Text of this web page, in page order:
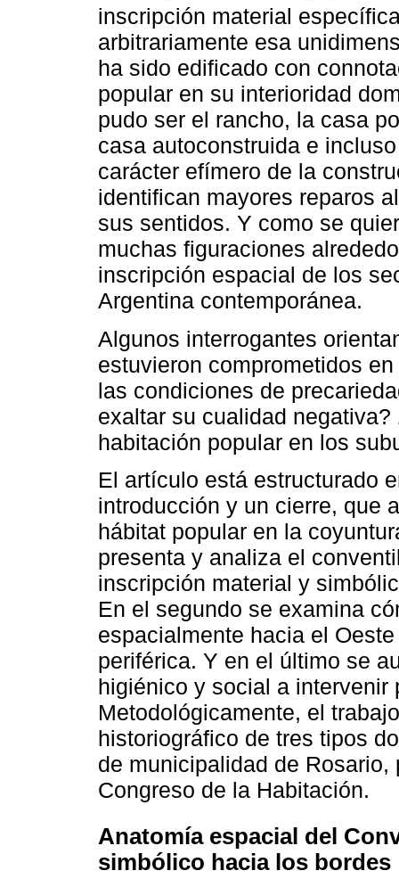
inscripción material
arbitrariamente esa
ha sido edificado con
popular en su interioridad
pudo ser el rancho, la casa
casa autoconstruida e
carácter efímero de la
identifican mayores reparos
sus sentidos. Y como se
muchas figuraciones
inscripción espacial de los
Argentina contemporánea.
Algunos interrogantes
estuvieron comprometidos
las condiciones de
exaltar su cualidad
habitación popular en los
El artículo está estructurado
introducción y un cierre, que
hábitat popular en la
presenta y analiza el
inscripción material y
En el segundo se examina
espacialmente hacia el
periférica. Y en el último se
higiénico y social a intervenir
Metodológicamente, el
historiográfico de tres tipos
de municipalidad de
Congreso de la Habitación.
Anatomía espacial del
simbólico hacia los bordes